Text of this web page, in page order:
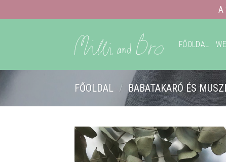
A
FŐOLDAL
FŐOLDAL / BABATAKARÓ ÉS